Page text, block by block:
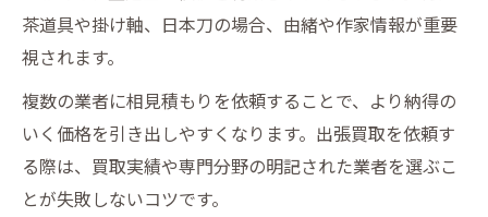
茶道具や掛け軸、日本刀の場合、由緒や作家情報が重要
視されます。
複数の業者に相見積もりを依頼することで、より納得の
いく価格を引き出しやすくなります。出張買取を依頼す
る際は、買取実績や専門分野の明記された業者を選ぶこ
とが失敗しないコツです。